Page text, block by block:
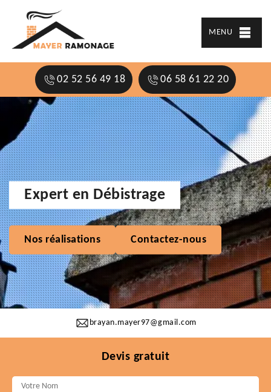
MENU
02 52 56 49 18 06 58 61 22 20
brayan.mayer97@gmail.com
Expert en Débistrage
Nos réalisations Contactez-nous
Devis gratuit